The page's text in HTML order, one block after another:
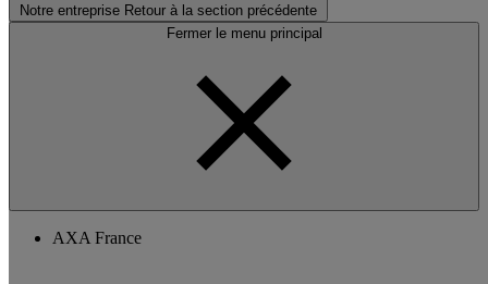
Notre entreprise Retour à la section précédente
Fermer le menu principal
AXA France